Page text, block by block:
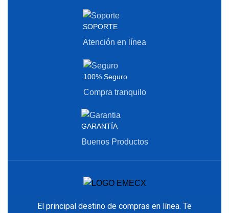
SOPORTE
Atención en línea
100% Seguro
Compra tranquilo
GARANTÍA
Buenos Productos
El principal destino de compras en línea. Te